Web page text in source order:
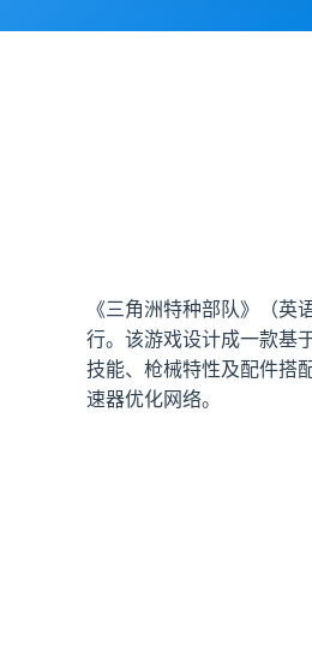
《三角洲特种部队》（
行。该游戏设计成一款基
技能、枪械特性及配件搭
速器优化网络。